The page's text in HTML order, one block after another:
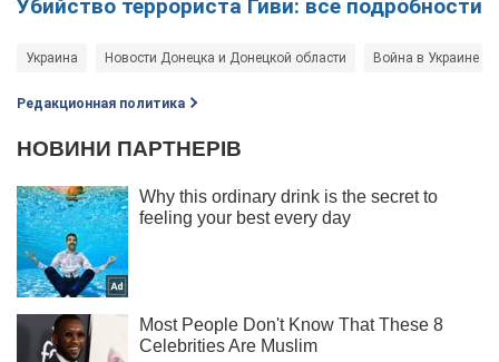
Убийство террориста Гиви: все подробности
Украина Новости Донецка и Донецкой области Война в Украине
Редакционная политика